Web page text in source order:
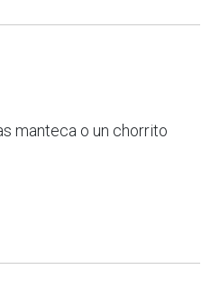
manteca o un chorrito